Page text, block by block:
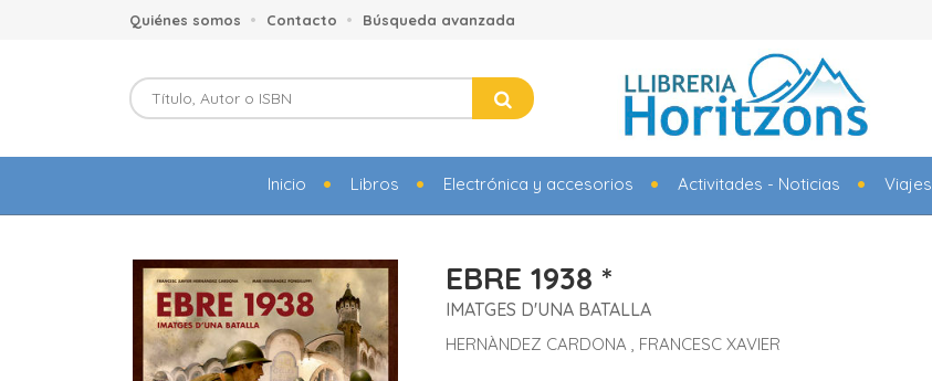
Quiénes somos Contacto Búsqueda avanzada
Inicio Libros Electrónica y accesorios Activitades - Noticias Viajes
EBRE 1938 *
IMATGES D'UNA BATALLA
HERNÀNDEZ CARDONA , FRANCESC XAVIER